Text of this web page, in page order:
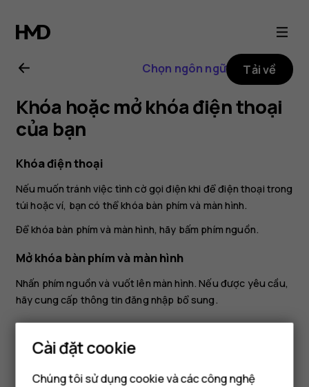
Hướng
dẫn
sử
dụng
Nokia
8.1
Chọn ngôn ngữ Tải về
Khóa hoặc mở khóa điện thoại
của bạn
Khóa điện thoại
Nếu muốn tránh việc tình cờ gọi điện khi để điện thoại trong
túi hoặc ví, bạn có thể khóa bàn phím và màn hình.
Để khóa bàn phím và màn hình, hãy bấm phím nguồn.
Mở khóa bàn phím và màn hình
Nhấn phím nguồn và vuốt lên màn hình. Nếu được yêu cầu,
hãy cung cấp thông tin đăng nhập bổ sung.
Cài đặt cookie
Chúng tôi sử dụng cookie và các công nghệ